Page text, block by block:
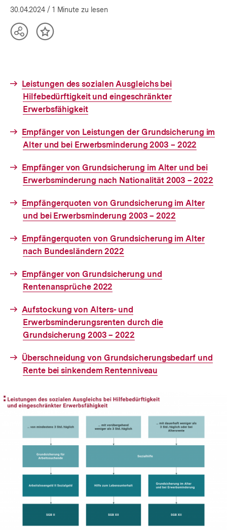
30.04.2024 / 1 Minute zu lesen
TeilenInhalt
Interner
Link:
Leistungen des sozialen Ausgleichs bei
Hilfebedürftigkeit und eingeschränkter
Erwerbsfähigkeit
Interner
Link:
Empfänger von Leistungen der Grundsicherung im
Alter und bei Erwerbsminderung 2003 – 2022
Interner
Link:
Empfänger von Grundsicherung im Alter und bei
Erwerbsminderung nach Nationalität 2003 – 2022
Interner
Link:
Empfängerquoten von Grundsicherung im Alter
und bei Erwerbsminderung 2003 – 2022
Interner
Link:
Empfängerquoten von Grundsicherung im Alter
nach Bundesländern 2022
Interner
Link:
Empfänger von Grundsicherung und
Rentenansprüche 2022
Interner
Link:
Aufstockung von Alters- und
Erwerbsminderungsrenten durch die
Grundsicherung 2003 – 2022
Interner
Link:
Überschneidung von Grundsicherungsbedarf und
Rente bei sinkendem Rentenniveau